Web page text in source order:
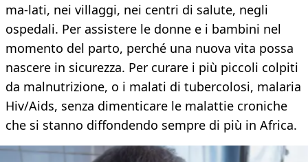
ma-lati, nei villaggi, nei centri di salute, negli
ospedali. Per assistere le donne e i bambini nel
momento del parto, perché una nuova vita possa
nascere in sicurezza. Per curare i più piccoli colpiti
da malnutrizione, o i malati di tubercolosi, malaria
Hiv/Aids, senza dimenticare le malattie croniche
che si stanno diffondendo sempre di più in Africa.